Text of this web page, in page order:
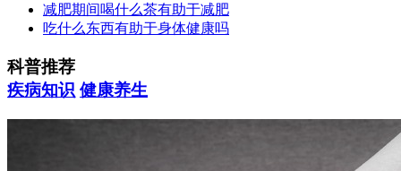
减肥期间喝什么茶有助于减肥
吃什么东西有助于身体健康吗
科普推荐
疾病知识 健康养生